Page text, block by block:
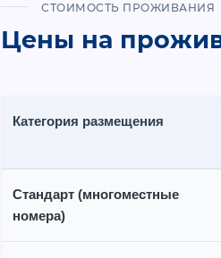
СТОИМОСТЬ ПРОЖИВАНИЯ
Цены на
Категория размещения
Стандарт (многоместные
номера)